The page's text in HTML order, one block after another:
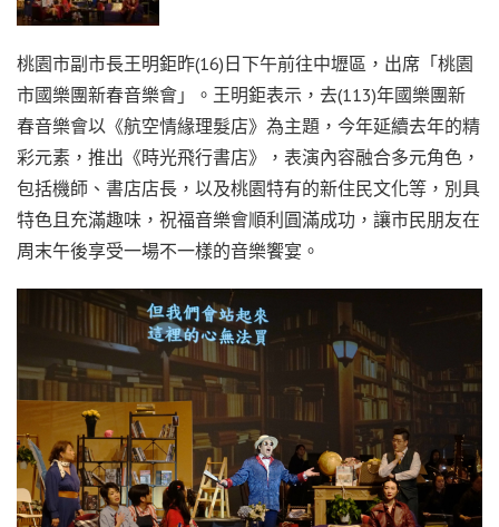
桃園市副市長王明鉅昨(16)日下午前往中壢區，出席「桃園
市國樂團新春音樂會」。王明鉅表示，去(113)年國樂團新
春音樂會以《航空情緣理髮店》為主題，今年延續去年的精
彩元素，推出《時光飛行書店》，表演內容融合多元角色，
包括機師、書店店長，以及桃園特有的新住民文化等，別具
特色且充滿趣味，祝福音樂會順利圓滿成功，讓市民朋友在
周末午後享受一場不一樣的音樂饗宴。